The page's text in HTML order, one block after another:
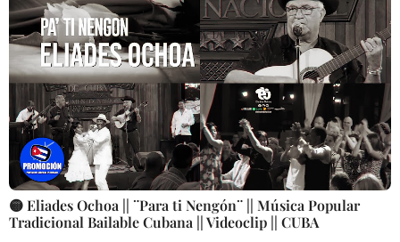
🟡 Eliades Ochoa || ¨Para ti Nengón¨ || Música Popular
Tradicional Bailable Cubana || Videoclip || CUBA